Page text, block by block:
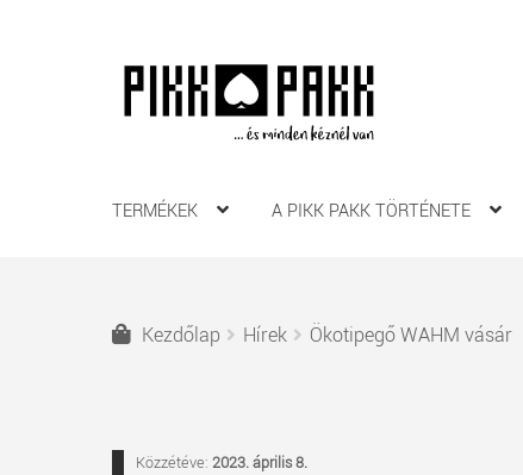
Ugrás
navigációhoz
Kilépés
tartalomba
TERMÉKEK A PIKK PAKK TÖRTÉNETE
Kezdőlap Hírek Ökotipegő WAHM vásár
Közzétéve:2023. április 8.